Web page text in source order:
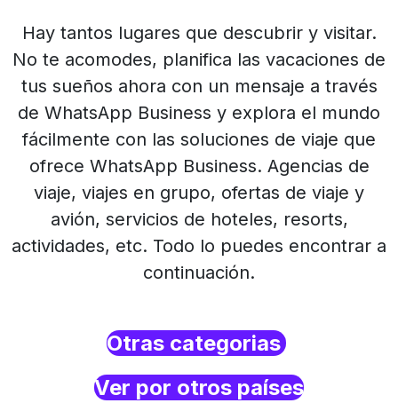
Hay tantos lugares que descubrir y visitar.
No te acomodes, planifica las vacaciones de
tus sueños ahora con un mensaje a través
de WhatsApp Business y explora el mundo
fácilmente con las soluciones de viaje que
ofrece WhatsApp Business. Agencias de
viaje, viajes en grupo, ofertas de viaje y
avión, servicios de hoteles, resorts,
actividades, etc. Todo lo puedes encontrar a
continuación.
Otras categorias
Ver por otros países